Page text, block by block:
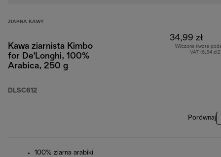
ZIARNA KAWY
Kawa ziarnista Kimbo
for De'Longhi, 100%
Arabica, 250 g
DLSC612
34,99 zł
Wliczona kwota
VAT (6,54
Porównaj
100% ziarna arabiki